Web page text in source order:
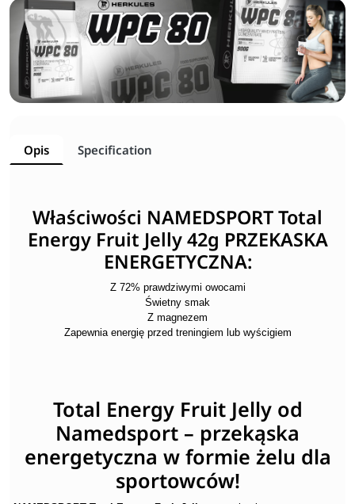
Opis Specification
Właściwości NAMEDSPORT Total
Energy Fruit Jelly 42g PRZEKASKA
ENERGETYCZNA:
Z 72% prawdziwymi owocami
Świetny smak
Z magnezem
Zapewnia energię przed treningiem lub wyścigiem
Total Energy Fruit Jelly od
Namedsport – przekąska
energetyczna w formie żelu dla
sportowców!